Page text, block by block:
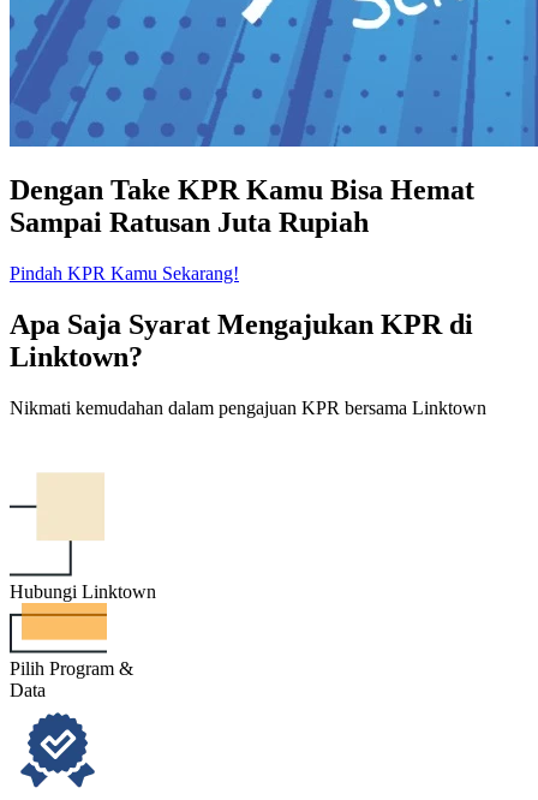
Dengan Take KPR Kamu Bisa Hemat
Sampai Ratusan Juta Rupiah
Pindah KPR Kamu Sekarang!
Apa Saja Syarat Mengajukan KPR di
Linktown?
Nikmati kemudahan dalam pengajuan KPR bersama Linktown
Hubungi Linktown
Pilih Program &
Data